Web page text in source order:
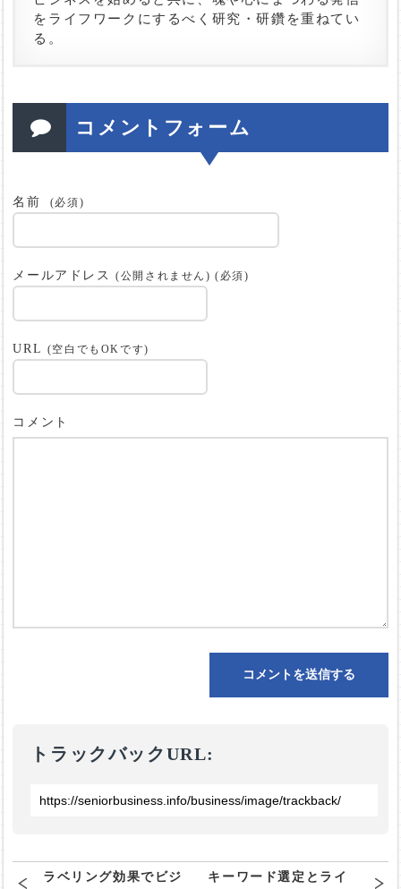
をライフワークにするべく研究・研鑽を重ねてい
る。
コメントフォーム
名前 (必須)
メールアドレス(公開されません) (必須)
URL (空白でもOKです)
コメント
トラックバックURL:
ラベリング効果でビジ
キーワード選定とライ